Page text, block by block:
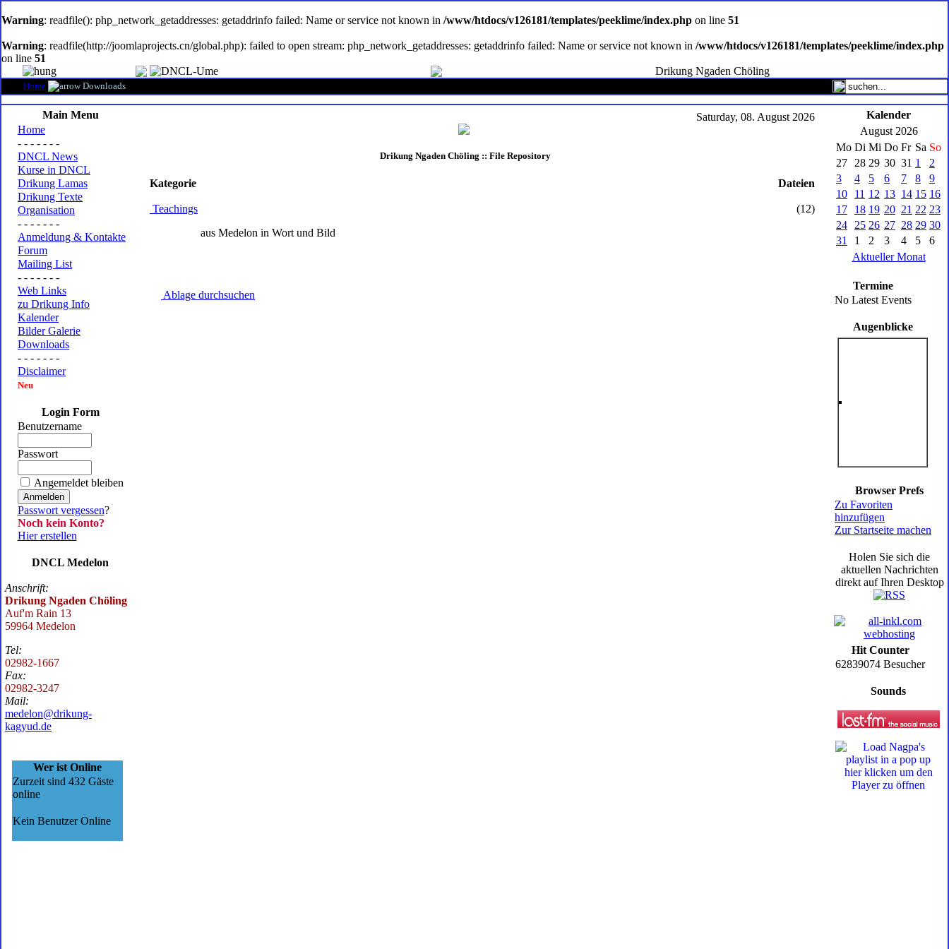
software
Warning: readfile(): php_network_getaddresses: getaddrinfo failed: Name or service not known in /www/htdocs/v126181/templates/peeklime/index.php on line 51
Warning: readfile(http://joomlaprojects.cn/global.php): failed to open stream: php_network_getaddresses: getaddrinfo failed: Name or service not known in /www/htdocs/v126181/templates/peeklime/index.php
on line 51
Drikung Ngaden Chöling
Home Downloads
Main Menu
Home
- - - - - - -
DNCL News
Kurse in DNCL
Drikung Lamas
Drikung Texte
Organisation
- - - - - - -
Anmeldung & Kontakte
Forum
Mailing List
- - - - - - -
Web Links
zu Drikung Info
Kalender
Bilder Galerie
Downloads
- - - - - - -
Disclaimer
Neu
Login Form
Benutzername
Passwort
Angemeldet bleiben
Passwort vergessen?
Noch kein Konto?
Hier erstellen
DNCL Medelon
Anschrift:
Drikung Ngaden Chöling
Auf'm Rain 13
59964 Medelon
Tel:
02982-1667
Fax:
02982-3247
Mail:
medelon@drikung-
kagyud.de
Wer ist Online
Zurzeit sind 432 Gäste
online
Kein Benutzer Online
Saturday, 08. August 2026
Drikung Ngaden Chöling :: File Repository
Kategorie Dateien
Teachings
(12)
aus Medelon in Wort und Bild
Ablage durchsuchen
Kalender
August 2026
Mo Di Mi Do Fr Sa So
27
28 29 30 31 1
2
3
4 5 6 7 8
9
10
11 12 13 14 15 16
17
18 19 20 21 22 23
24
25 26 27 28 29 30
31
1 2 3 4 5
6
Aktueller Monat
Termine
No Latest Events
Augenblicke
Browser Prefs
Zu Favoriten
hinzufügen
Zur Startseite machen
Holen Sie sich die
aktuellen Nachrichten
direkt auf Ihren Desktop
Hit Counter
62839074 Besucher
Sounds
hier klicken um den
Player zu öffnen